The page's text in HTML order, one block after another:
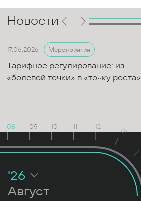
Новости
17.06.2026 Мероприятия
Тарифное регулирование: из
«болевой точки» в «точку роста»
08 09 10 11 12 01
Август
'26